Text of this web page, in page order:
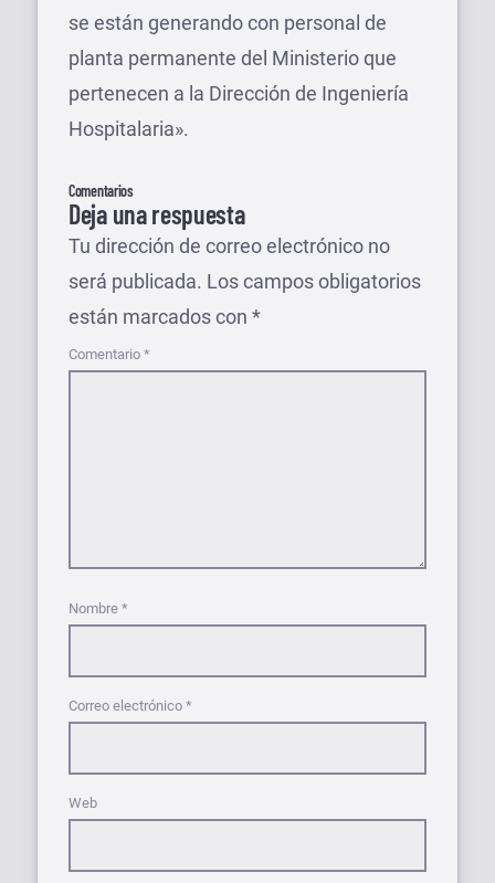
se están generando con personal de
planta permanente del Ministerio que
pertenecen a la Dirección de Ingeniería
Hospitalaria».
Comentarios
Deja una respuesta
Tu dirección de correo electrónico no
será publicada. Los campos obligatorios
están marcados con *
Comentario *
Nombre *
Correo electrónico *
Web